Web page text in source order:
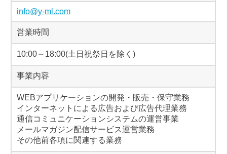
info@y-ml.com
営業時間
10:00～18:00(土日祝祭日を除く)
事業内容
WEBアプリケーションの開発・販売・保守業務
インターネットによる広告および広告代理業務
通信コミュニケーションシステムの運営事業
メールマガジン配信サービス運営業務
その他前各項に関連する業務